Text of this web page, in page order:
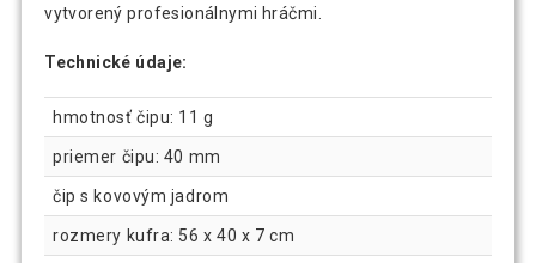
vytvorený profesionálnymi hráčmi.
Technické údaje:
hmotnosť čipu: 11 g
priemer čipu: 40 mm
čip s kovovým jadrom
rozmery kufra: 56 x 40 x 7 cm